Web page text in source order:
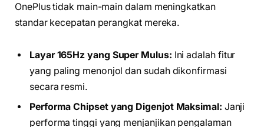
OnePlus tidak main-main dalam meningkatkan
standar kecepatan perangkat mereka.
Layar 165Hz yang Super Mulus: Ini adalah fitur
yang paling menonjol dan sudah dikonfirmasi
secara resmi.
Performa Chipset yang Digenjot Maksimal: Janji
performa tinggi yang menjanjikan pengalaman